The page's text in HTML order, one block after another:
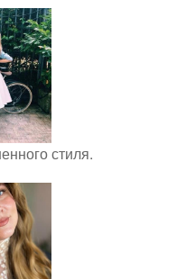
стиля.